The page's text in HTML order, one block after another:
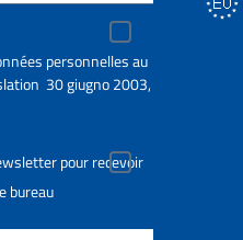
personnelles au
30 giugno 2003,
pour recevoir
bureau